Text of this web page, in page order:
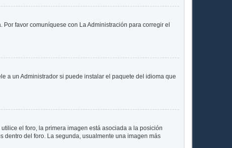
favor comuníquese con La Administración para corregir el
a un Administrador si puede instalar el paquete del idioma que
el foro, la primera imagen está asociada a la posición
dentro del foro. La segunda, usualmente una imagen más